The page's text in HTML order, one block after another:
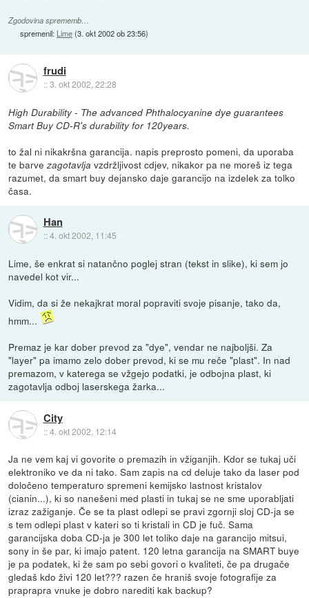
Zgodovina sprememb…
spremenil: Lime(3. okt 2002 ob 23:56)
frudi
::3. okt 2002, 22:28
High Durability - The advanced Phthalocyanine dye guarantees
Smart Buy CD-R's durability for 120years.
to žal ni nikakršna garancija. napis preprosto pomeni, da uporaba
te barvezagotavlja vzdržljivost cdjev, nikakor pa ne moreš iz tega
razumet, da smart buy dejansko daje garancijo na izdelek za tolko
časa.
Han
::4. okt 2002, 11:45
Lime, še enkrat si natančno poglej stran (tekst in slike), ki sem jo
navedel kot vir...
Vidim, da si že nekajkrat moral popraviti svoje pisanje, tako da,
hmm...
Premaz je kar dober prevod za "dye", vendar ne najboljši. Za
"layer" pa imamo zelo dober prevod, ki se mu reče "plast". In nad
premazom, v katerega se vžgejo podatki, je odbojna plast, ki
zagotavlja odboj laserskega žarka...
City
::4. okt 2002, 12:14
Ja ne vem kaj vi govorite o premazih in vžiganjih. Kdor se tukaj uči
elektroniko ve da ni tako. Sam zapis na cd deluje tako da laser pod
določeno temperaturo spremeni kemijsko lastnost kristalov
(cianin...), ki so nanešeni med plasti in tukaj se ne sme uporabljati
izraz zažiganje. Če se ta plast odlepi se pravi zgornji sloj CD-ja se
s tem odlepi plast v kateri so ti kristali in CD je fuč. Sama
garancijska doba CD-ja je 300 let toliko daje na garancijo mitsui,
sony in še par, ki imajo patent. 120 letna garancija na SMART buye
je pa podatek, ki že sam po sebi govori o kvaliteti, če pa drugače
gledaš kdo živi 120 let??? razen če hraniš svoje fotografije za
praprapra vnuke je dobro narediti kak backup?